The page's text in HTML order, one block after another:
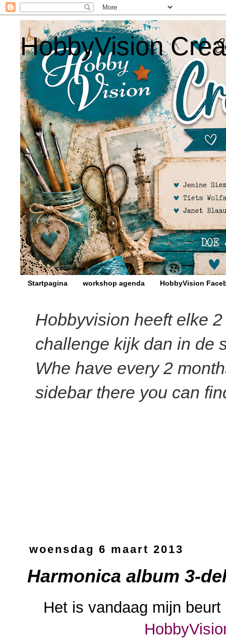
HobbyVision
Startpagina workshop agenda HobbyVision
Hobbyvision heeft elke
challenge kijk dan in de
Whe have every 2
sidebar there you can
woensdag 6 maart 2013
Harmonica album 3-
Het is vandaag mijn